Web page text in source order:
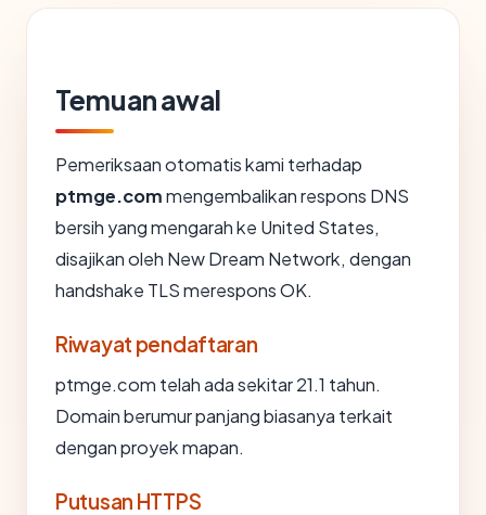
Temuan awal
Pemeriksaan otomatis kami terhadap
ptmge.commengembalikan respons DNS
bersih yang mengarah ke United States,
disajikan oleh New Dream Network, dengan
handshake TLS merespons OK.
Riwayat pendaftaran
ptmge.com telah ada sekitar 21.1 tahun.
Domain berumur panjang biasanya terkait
dengan proyek mapan.
Putusan HTTPS